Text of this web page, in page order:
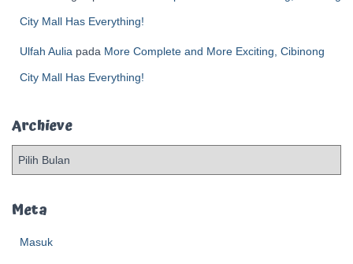
City Mall Has Everything!
Ulfah Aulia pada More Complete and More Exciting, Cibinong
City Mall Has Everything!
Archieve
h
Meta
Masuk